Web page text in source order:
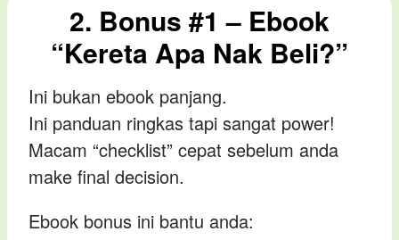
2. Bonus #1 – Ebook
“Kereta Apa Nak Beli?”
Ini bukan ebook panjang.
Ini panduan ringkas tapi sangat power!
Macam “checklist” cepat sebelum anda
make final decision.
Ebook bonus ini bantu anda: